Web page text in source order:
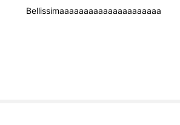
Bellissimaaaaaaaaaaaaaaaaaaaaa